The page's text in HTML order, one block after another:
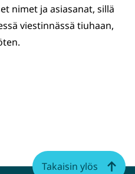
nimet ja asiasanat, sillä
viestinnässä tiuhaan,
Takaisin ylös